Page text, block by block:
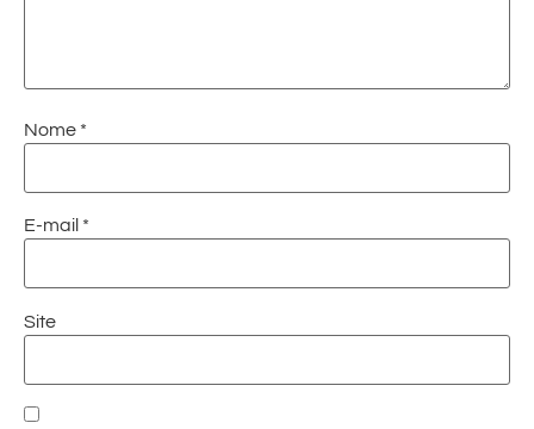
Nome *
E-mail *
Site